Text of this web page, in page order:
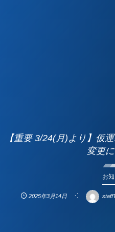
【重要 3/24(月)より】仮
変更
お
2025年3月14日